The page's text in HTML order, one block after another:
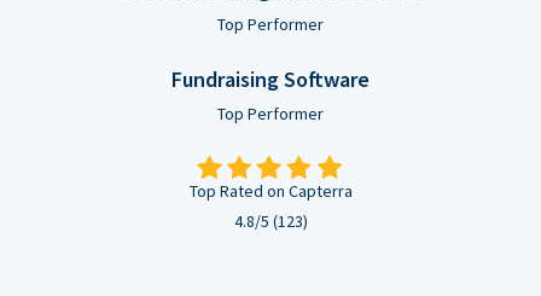
Top Performer
Fundraising Software
Top Performer
Top Rated on Capterra
4.8/5 (123)